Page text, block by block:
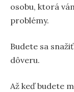
osobu, ktorá
problémy.
Budete sa
dôveru.
Až keď budete